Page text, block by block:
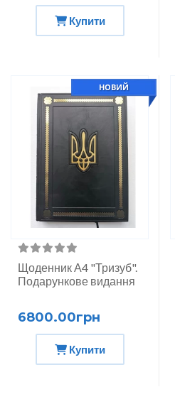
Купити
Щоденник А4 "Тризуб".
Подарункове видання
НОВИЙ
6800.00грн
Купити